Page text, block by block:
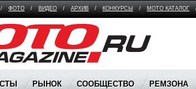
/ ФОТО / ВИДЕО / АРХИВ / КОНКУРСЫ / МОТО КАТАЛОГ
РЫНОК СООБЩЕСТВО РЕМЗОНА